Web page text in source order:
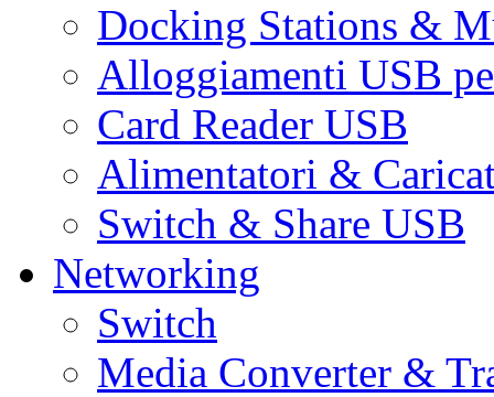
Docking Stations &
Alloggiamenti USB
Card Reader USB
Alimentatori &
Switch & Share USB
Networking
Switch
Media Converter &